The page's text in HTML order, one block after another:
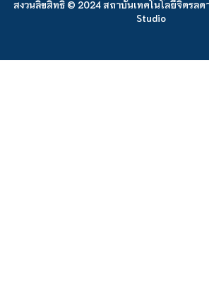
สงวนลิขสิทธิ์ © 2024 สถาบันเทคโนโลยีจิตรลดา
Studio